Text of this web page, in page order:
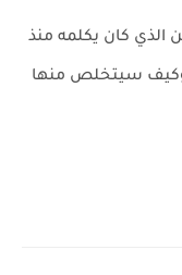
الذي كان يكلمه منذ
وكيف سيتخلص منها